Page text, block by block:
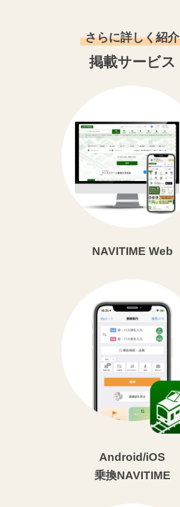
さらに詳しく紹介
掲載サービス
NAVITIME Web
Android/iOS
乗換NAVITIME